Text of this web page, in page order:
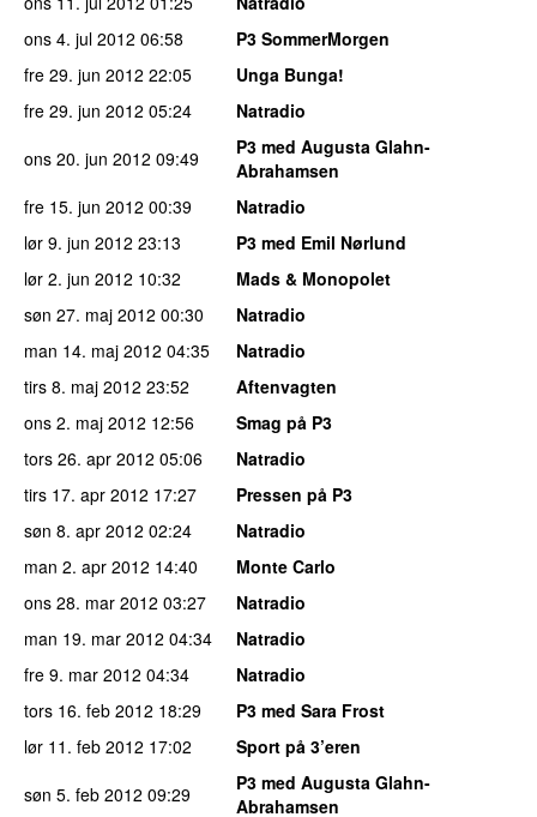
ons 4. jul 2012 06:58
P3 SommerMorgen
fre 29. jun 2012 22:05
Unga Bunga!
fre 29. jun 2012 05:24
Natradio
ons 20. jun 2012 09:49
P3 med Augusta Glahn-
Abrahamsen
fre 15. jun 2012 00:39
Natradio
lør 9. jun 2012 23:13
P3 med Emil Nørlund
lør 2. jun 2012 10:32
Mads & Monopolet
søn 27. maj 2012 00:30
Natradio
man 14. maj 2012 04:35
Natradio
tirs 8. maj 2012 23:52
Aftenvagten
ons 2. maj 2012 12:56
Smag på P3
tors 26. apr 2012 05:06
Natradio
tirs 17. apr 2012 17:27
Pressen på P3
søn 8. apr 2012 02:24
Natradio
man 2. apr 2012 14:40
Monte Carlo
ons 28. mar 2012 03:27
Natradio
man 19. mar 2012 04:34
Natradio
fre 9. mar 2012 04:34
Natradio
tors 16. feb 2012 18:29
P3 med Sara Frost
lør 11. feb 2012 17:02
Sport på 3’eren
søn 5. feb 2012 09:29
P3 med Augusta Glahn-
Abrahamsen